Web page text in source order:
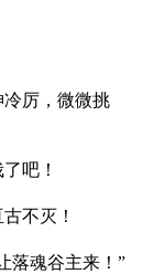
厉，微微挑
吧！
不灭！
落魂谷主来！”